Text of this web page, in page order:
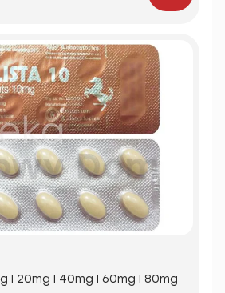
| 20mg | 40mg | 60mg | 80mg